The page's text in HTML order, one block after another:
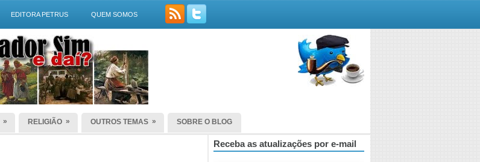
EDITORA PETRUS QUEM SOMOS
» RELIGIÃO » OUTROS TEMAS » SOBRE O BLOG
Receba as atualizações por e-mail